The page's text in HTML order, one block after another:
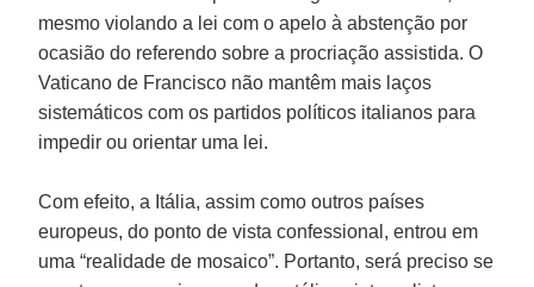
mesmo violando a lei com o apelo à abstenção por
ocasião do referendo sobre a procriação assistida. O
Vaticano de Francisco não mantêm mais laços
sistemáticos com os partidos políticos italianos para
impedir ou orientar uma lei.
Com efeito, a Itália, assim como outros países
europeus, do ponto de vista confessional, entrou em
uma “realidade de mosaico”. Portanto, será preciso se